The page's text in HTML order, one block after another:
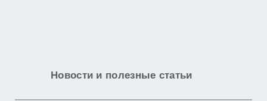
Новости и полезные статьи